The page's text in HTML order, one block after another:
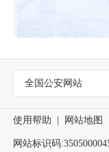
全国公安网站
使用帮助 网站地图
网站标识码